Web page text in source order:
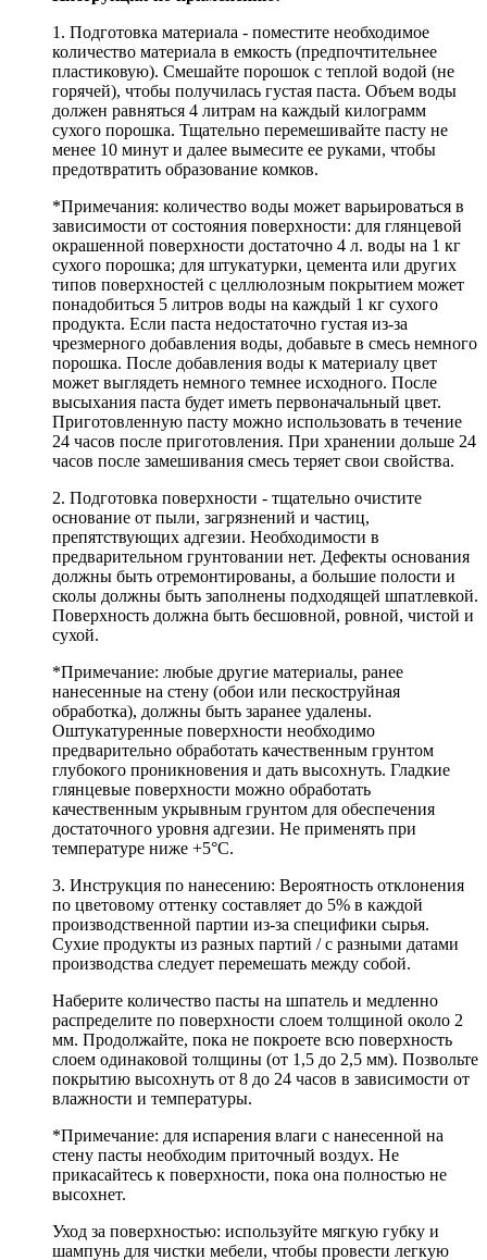
1. Подготовка материала - поместите необходимое
количество материала в емкость (предпочтительнее
пластиковую). Смешайте порошок с теплой водой (не
горячей), чтобы получилась густая паста. Объем воды
должен равняться 4 литрам на каждый килограмм
сухого порошка. Тщательно перемешивайте пасту не
менее 10 минут и далее вымесите ее руками, чтобы
предотвратить образование комков.
*Примечания: количество воды может варьироваться в
зависимости от состояния поверхности: для глянцевой
окрашенной поверхности достаточно 4 л. воды на 1 кг
сухого порошка; для штукатурки, цемента или других
типов поверхностей с целлюлозным покрытием может
понадобиться 5 литров воды на каждый 1 кг сухого
продукта. Если паста недостаточно густая из-за
чрезмерного добавления воды, добавьте в смесь немного
порошка. После добавления воды к материалу цвет
может выглядеть немного темнее исходного. После
высыхания паста будет иметь первоначальный цвет.
Приготовленную пасту можно использовать в течение
24 часов после приготовления. При хранении дольше 24
часов после замешивания смесь теряет свои свойства.
2. Подготовка поверхности - тщательно очистите
основание от пыли, загрязнений и частиц,
препятствующих адгезии. Необходимости в
предварительном грунтовании нет. Дефекты основания
должны быть отремонтированы, а большие полости и
сколы должны быть заполнены подходящей шпатлевкой.
Поверхность должна быть бесшовной, ровной, чистой и
сухой.
*Примечание: любые другие материалы, ранее
нанесенные на стену (обои или пескоструйная
обработка), должны быть заранее удалены.
Оштукатуренные поверхности необходимо
предварительно обработать качественным грунтом
глубокого проникновения и дать высохнуть. Гладкие
глянцевые поверхности можно обработать
качественным укрывным грунтом для обеспечения
достаточного уровня адгезии. Не применять при
температуре ниже +5°С.
3. Инструкция по нанесению: Вероятность отклонения
по цветовому оттенку составляет до 5% в каждой
производственной партии из-за специфики сырья.
Сухие продукты из разных партий / с разными датами
производства следует перемешать между собой.
Наберите количество пасты на шпатель и медленно
распределите по поверхности слоем толщиной около 2
мм. Продолжайте, пока не покроете всю поверхность
слоем одинаковой толщины (от 1,5 до 2,5 мм). Позвольте
покрытию высохнуть от 8 до 24 часов в зависимости от
влажности и температуры.
*Примечание: для испарения влаги с нанесенной на
стену пасты необходим приточный воздух. Не
прикасайтесь к поверхности, пока она полностью не
высохнет.
Уход за поверхностью: используйте мягкую губку и
шампунь для чистки мебели, чтобы провести легкую